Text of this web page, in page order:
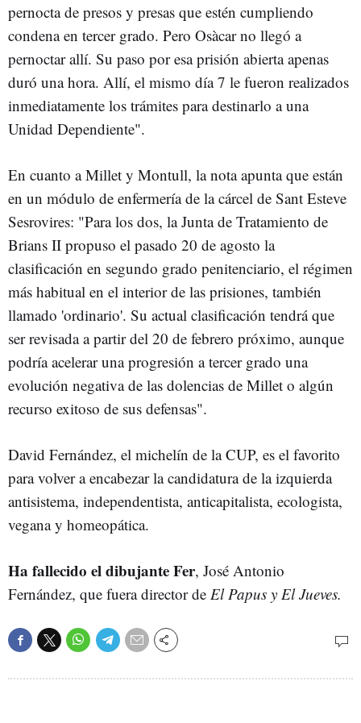
pernocta de presos y presas que estén cumpliendo
condena en tercer grado. Pero Osàcar no llegó a
pernoctar allí. Su paso por esa prisión abierta apenas
duró una hora. Allí, el mismo día 7 le fueron realizados
inmediatamente los trámites para destinarlo a una
Unidad Dependiente".
En cuanto a Millet y Montull, la nota apunta que están
en un módulo de enfermería de la cárcel de Sant Esteve
Sesrovires: "Para los dos, la Junta de Tratamiento de
Brians II propuso el pasado 20 de agosto la
clasificación en segundo grado penitenciario, el régimen
más habitual en el interior de las prisiones, también
llamado 'ordinario'. Su actual clasificación tendrá que
ser revisada a partir del 20 de febrero próximo, aunque
podría acelerar una progresión a tercer grado una
evolución negativa de las dolencias de Millet o algún
recurso exitoso de sus defensas".
David Fernández, el michelín de la CUP, es el favorito
para volver a encabezar la candidatura de la izquierda
antisistema, independentista, anticapitalista, ecologista,
vegana y homeopática.
Ha fallecido el dibujante Fer, José Antonio
Fernández, que fuera director de El Papus y El Jueves.